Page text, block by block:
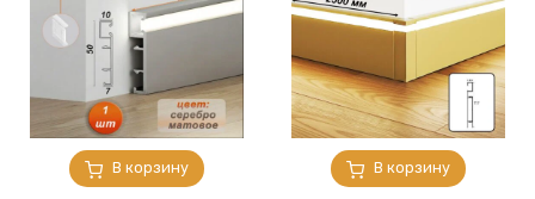
В корзину В корзину